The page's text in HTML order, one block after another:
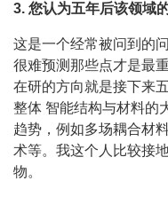
3. 您认为五年后该领域
这是一个经常被问到的
很难预测那些点才是最
在研的方向就是接下来
整体 智能结构与材料的
趋势，例如多场耦合材
术等。我这个人比较接
物。